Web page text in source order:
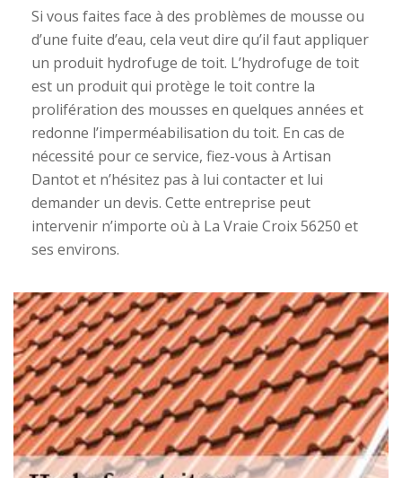
Si vous faites face à des problèmes de mousse ou
d’une fuite d’eau, cela veut dire qu’il faut appliquer
un produit hydrofuge de toit. L’hydrofuge de toit
est un produit qui protège le toit contre la
prolifération des mousses en quelques années et
redonne l’imperméabilisation du toit. En cas de
nécessité pour ce service, fiez-vous à Artisan
Dantot et n’hésitez pas à lui contacter et lui
demander un devis. Cette entreprise peut
intervenir n’importe où à La Vraie Croix 56250 et
ses environs.